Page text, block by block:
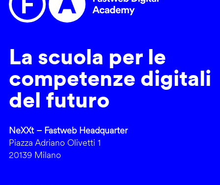
La scuola per le
competenze digitali
del futuro
NeXXt – Fastweb Headquarter
Piazza Adriano Olivetti 1
20139 Milano